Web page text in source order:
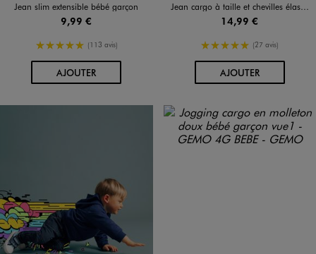
Jean slim extensible bébé garçon
9,99 €
5/5 de moyenne
(113 avis)
AJOUTERAU PANIER
Jean cargo à taille et chevilles élastiquées bébé garçon
14,99 €
5/5 de moyenne
(27 avis)
AJOUTERAU PANIER